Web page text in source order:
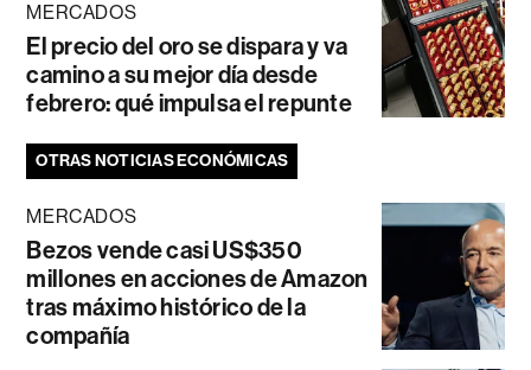
MERCADOS
El precio del oro se dispara y va
camino a su mejor día desde
febrero: qué impulsa el repunte
OTRAS NOTICIAS ECONÓMICAS
MERCADOS
Bezos vende casi US$350
millones en acciones de Amazon
tras máximo histórico de la
compañía